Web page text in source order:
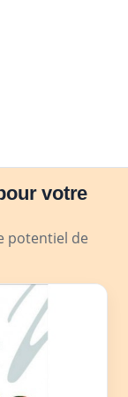
votre
potentiel de